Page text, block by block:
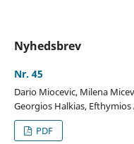
Nyhedsbrev
Nr. 45
Dario Miocevic, Milena
Georgios Halkias,
PDF